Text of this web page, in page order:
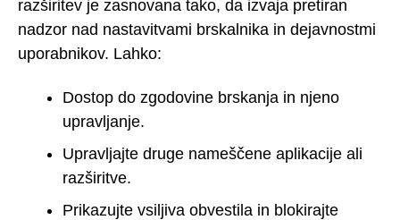
razširitev je zasnovana tako, da izvaja pretiran
nadzor nad nastavitvami brskalnika in dejavnostmi
uporabnikov. Lahko:
Dostop do zgodovine brskanja in njeno
upravljanje.
Upravljajte druge nameščene aplikacije ali
razširitve.
Prikazujte vsiljiva obvestila in blokirajte